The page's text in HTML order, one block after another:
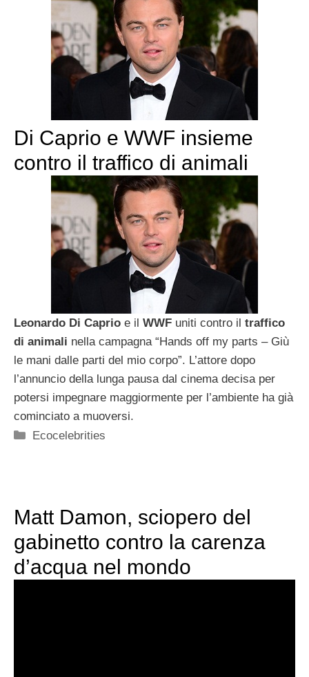
Di Caprio e WWF insieme
contro il traffico di animali
Leonardo Di Caprio e il WWF uniti contro il traffico
di animali nella campagna “Hands off my parts – Giù
le mani dalle parti del mio corpo”. L’attore dopo
l’annuncio della lunga pausa dal cinema decisa per
potersi impegnare maggiormente per l’ambiente ha già
cominciato a muoversi.
Categorie
Ecocelebrities
Matt Damon, sciopero del
gabinetto contro la carenza
d’acqua nel mondo